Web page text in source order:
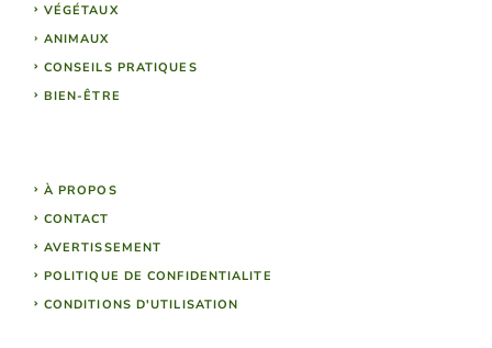
VÉGÉTAUX
ANIMAUX
CONSEILS PRATIQUES
BIEN-ÊTRE
À PROPOS
CONTACT
AVERTISSEMENT
POLITIQUE DE CONFIDENTIALITE
CONDITIONS D'UTILISATION